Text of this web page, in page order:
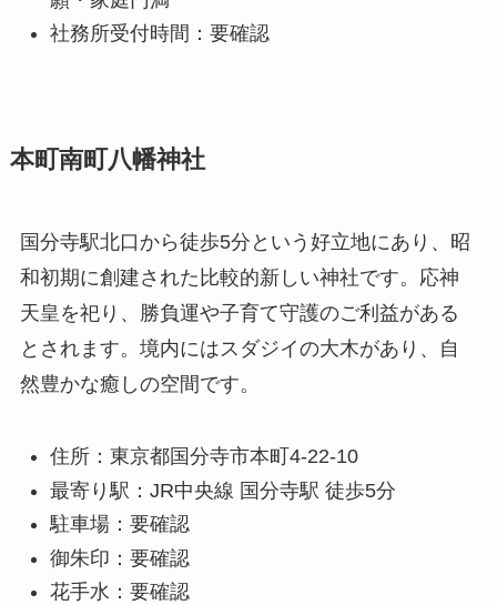
社務所受付時間：要確認
本町南町八幡神社
国分寺駅北口から徒歩5分という好立地にあり、昭
和初期に創建された比較的新しい神社です。応神
天皇を祀り、勝負運や子育て守護のご利益がある
とされます。境内にはスダジイの大木があり、自
然豊かな癒しの空間です。
住所：東京都国分寺市本町4-22-10
最寄り駅：JR中央線 国分寺駅 徒歩5分
駐車場：要確認
御朱印：要確認
花手水：要確認